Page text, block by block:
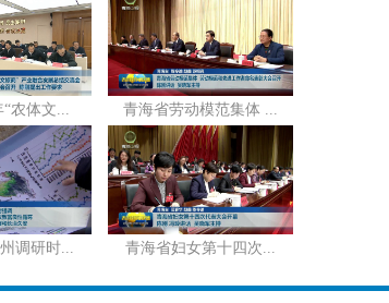
“农体文...
调研时...
青海省劳动模范集体 ...
青海省妇女第十四次...